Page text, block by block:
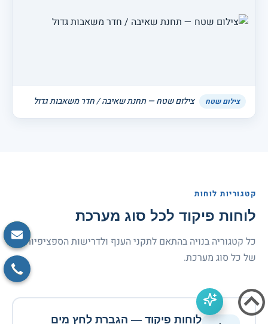
צילום שטח צילום שטח — תחנת שאיבה / חדר משאבות גדול
קטגוריות לוחות
לוחות פיקוד לכל סוג מערכת
כל קטגוריה בנויה בהתאם לתקני הענף ולדרישות הספציפיות
של כל סוג מערכת.
לוחות פיקוד — הגברת לחץ מים